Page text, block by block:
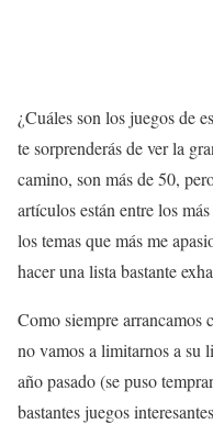
¿Cuáles son los juegos de
te sorprenderás de ver la
camino, son más de 50,
artículos están entre los
los temas que más me
hacer una lista bastante
Como siempre arrancamos
no vamos a limitarnos a su
año pasado (se puso
bastantes juegos